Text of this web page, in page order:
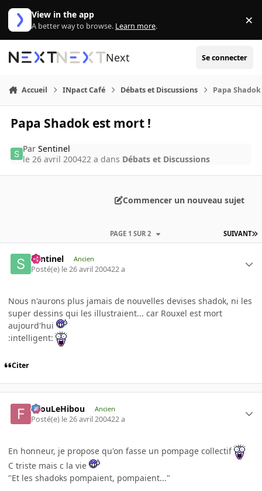
Aller au contenu
View in the app
A better way to browse. Learn more. ×
Next Se connecter
Accueil INpact Café Débats et Discussions Papa
Papa Shadok est mort !
ParSentinel
le 26 avril 200422 a dans Débats et Discussions
Commencer un nouveau sujet
SUIVANT
PAGE 1 SUR 2
Sentinel Ancien
Posté(e) le 26 avril 200422 a
Nous n'aurons plus jamais de nouvelles devises shadok, ni les
super dessins qui les illustraient... car Rouxel est mort
aujourd'hui
:intelligent:
Citer
FilouLeHibou Ancien
Posté(e) le 26 avril 200422 a
En honneur, je propose qu'on fasse un pompage collectif
C triste mais c la vie
"Et les shadoks pompaient, pompaient..."